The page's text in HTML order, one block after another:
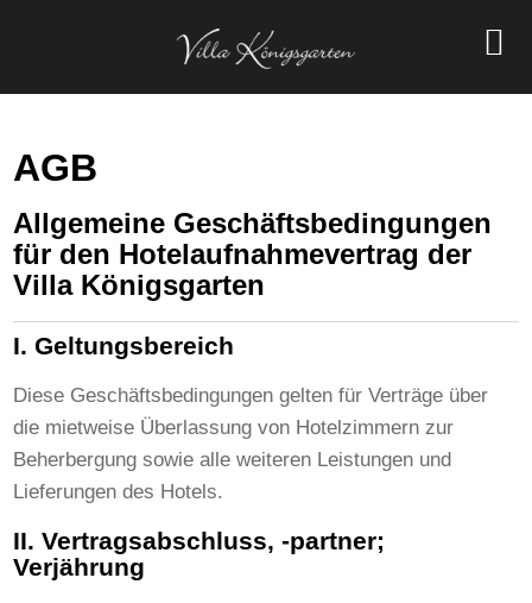
AGB
Allgemeine Geschäftsbedingungen
für den Hotelaufnahmevertrag der
Villa Königsgarten
I. Geltungsbereich
Diese Geschäftsbedingungen gelten für Verträge über
die mietweise Überlassung von Hotelzimmern zur
Beherbergung sowie alle weiteren Leistungen und
Lieferungen des Hotels.
II. Vertragsabschluss, -partner;
Verjährung